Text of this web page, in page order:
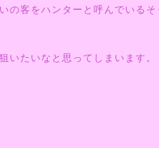
の客をハンターと呼んでいる
いたいなと思ってしまいます。